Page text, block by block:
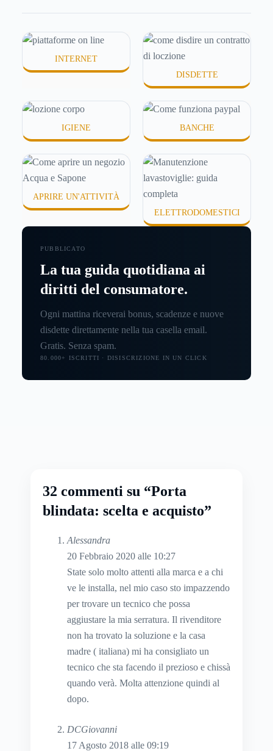
o difficili da assorbire.
INTERNET
DISDETTE
IGIENE BANCHE
APRIRE UN'ATTIVITÀ
ELETTRODOMESTICI
PUBBLICATO
La tua guida quotidiana ai
diritti del consumatore.
Ogni mattina riceverai bonus, scadenze e nuove
disdette direttamente nella tua casella email.
Gratis. Senza spam.
80.000+ ISCRITTI · DISISCRIZIONE IN UN CLICK
32 commenti su “Porta
blindata: scelta e acquisto”
Alessandra
20 Febbraio 2020 alle 10:27
State solo molto attenti alla marca e a chi
ve le installa, nel mio caso sto impazzendo
per trovare un tecnico che possa
aggiustare la mia serratura. Il rivenditore
non ha trovato la soluzione e la casa
madre ( italiana) mi ha consigliato un
tecnico che sta facendo il prezioso e chissà
quando verà. Molta attenzione quindi al
dopo.
DCGiovanni
17 Agosto 2018 alle 09:19